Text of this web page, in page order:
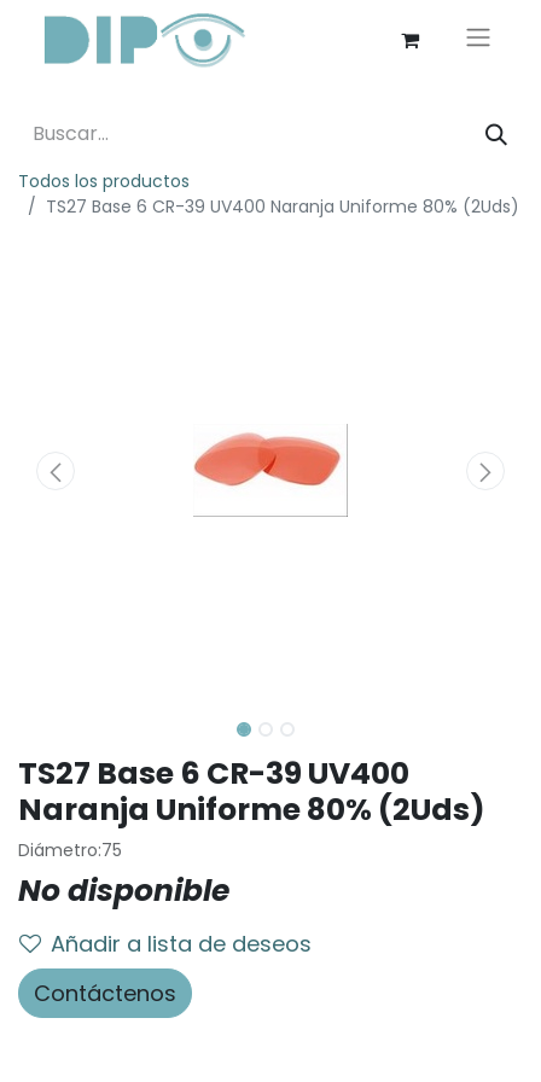
Todos los productos
TS27 Base 6 CR-39 UV400 Naranja Uniforme 80% (2Uds)
TS27 Base 6 CR-39 UV400
Naranja Uniforme 80% (2Uds)
Diámetro:75
No disponible
Añadir a lista de deseos
Contáctenos